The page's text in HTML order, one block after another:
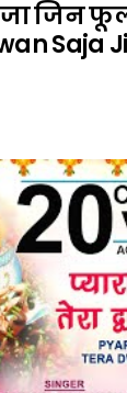
जिन
Saja